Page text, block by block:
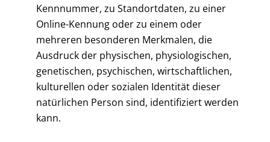
Kennnummer, zu Standortdaten, zu einer
Online-Kennung oder zu einem oder
mehreren besonderen Merkmalen, die
Ausdruck der physischen, physiologischen,
genetischen, psychischen, wirtschaftlichen,
kulturellen oder sozialen Identität dieser
natürlichen Person sind, identifiziert werden
kann.